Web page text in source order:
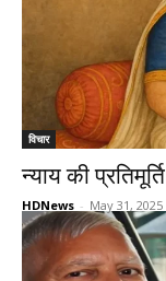
विचार
न्याय की
HDNews - May 31, 2025